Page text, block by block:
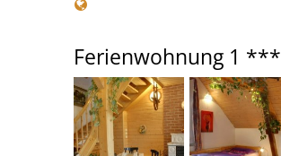
Ferienwohnung 1 ***